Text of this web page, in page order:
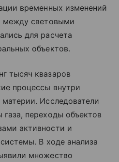
временных изменений
между световыми
для расчета
объектов.
тысяч квазаров
процессы внутри
Исследователи
переходы объектов
активности и
В ходе анализа
множество